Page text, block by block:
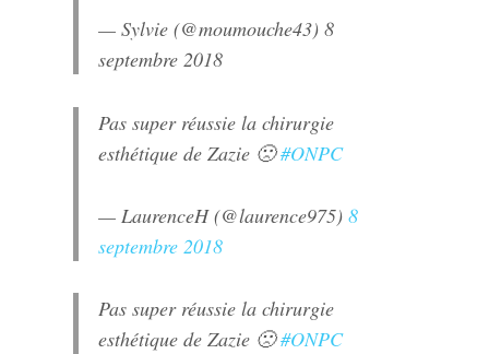
— Sylvie (@moumouche43)8
septembre 2018
Pas super réussie la chirurgie
esthétique de Zazie 🙁#ONPC
— LaurenceH (@laurence975)8
septembre 2018
Pas super réussie la chirurgie
esthétique de Zazie 🙁#ONPC